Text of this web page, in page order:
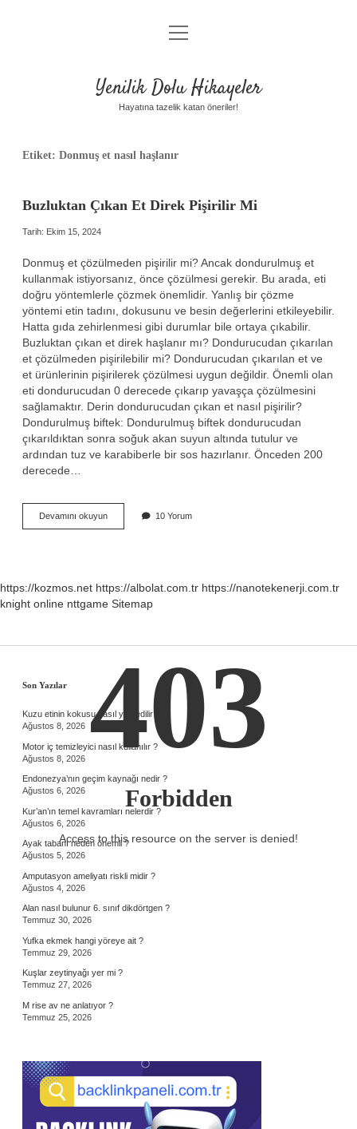
Anasayfa
Yasal Uyarı
menüyü
aç
Yenilik Dolu Hikayeler
Hayatına tazelik katan öneriler!
Etiket: Donmuş et nasıl haşlanır
Buzluktan Çıkan Et Direk Pişirilir Mi
Tarih: Ekim 15, 2024
Donmuş et çözülmeden pişirilir mi? Ancak dondurulmuş et
kullanmak istiyorsanız, önce çözülmesi gerekir. Bu arada, eti
doğru yöntemlerle çözmek önemlidir. Yanlış bir çözme
yöntemi etin tadını, dokusunu ve besin değerlerini etkileyebilir.
Hatta gıda zehirlenmesi gibi durumlar bile ortaya çıkabilir.
Buzluktan çıkan et direk haşlanır mı? Dondurucudan çıkarılan
et çözülmeden pişirilebilir mi? Dondurucudan çıkarılan et ve
et ürünlerinin pişirilerek çözülmesi uygun değildir. Önemli olan
eti dondurucudan 0 derecede çıkarıp yavaşça çözülmesini
sağlamaktır. Derin dondurucudan çıkan et nasıl pişirilir?
Dondurulmuş biftek: Dondurulmuş biftek dondurucudan
çıkarıldıktan sonra soğuk akan suyun altında tutulur ve
ardından tuz ve karabiberle bir sos hazırlanır. Önceden 200
derecede…
Devamını okuyunBuzluktan
Çıkan
10 Yorum
https://kozmos.net https://albolat.com.tr https://nanotekenerji.com.tr
knight online nttgame Sitemap
Sidebar
Son Yazılar
Kuzu etinin kokusu nasıl yok edilir ?
Ağustos 8, 2026
Motor iç temizleyici nasıl kullanılır ?
Ağustos 8, 2026
Endonezya’nın geçim kaynağı nedir ?
Ağustos 6, 2026
Kur’an’ın temel kavramları nelerdir ?
Ağustos 6, 2026
Ayak tabanı neden önemli ?
Ağustos 5, 2026
Amputasyon ameliyatı riskli midir ?
Ağustos 4, 2026
Alan nasıl bulunur 6. sınıf dikdörtgen ?
Temmuz 30, 2026
Yufka ekmek hangi yöreye ait ?
Temmuz 29, 2026
Kuşlar zeytinyağı yer mi ?
Temmuz 27, 2026
M rise av ne anlatıyor ?
Temmuz 25, 2026
403
Forbidden
Access to this resource on the server is denied!